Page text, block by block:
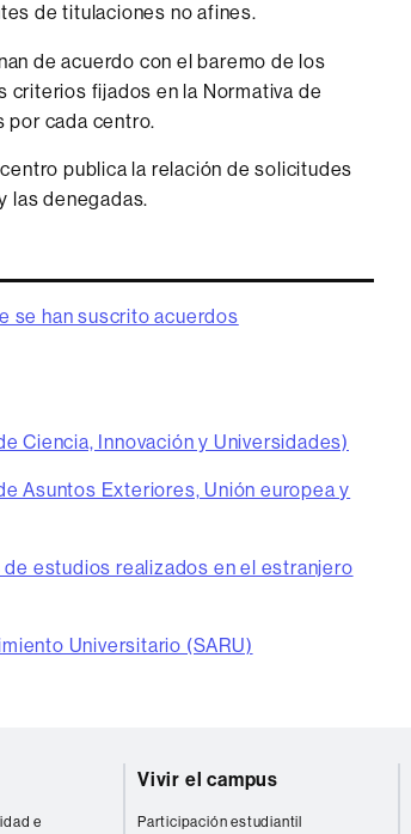
de titulaciones no afines.
de acuerdo con el baremo de los
criterios fijados en la Normativa de
por cada centro.
publica la relación de solicitudes
las denegadas.
se han suscrito acuerdos
Ciencia, Innovación y Universidades)
Asuntos Exteriores, Unión europea y
estudios realizados en el estranjero
Universitario (SARU)
e
Vivir el campus
Participación estudiantil